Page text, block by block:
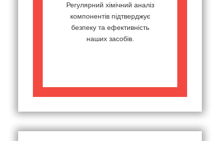
Регулярний хімічний аналіз
компонентів підтверджує
безпеку та ефективність
наших засобів.